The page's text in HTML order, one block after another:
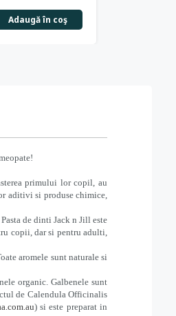
Adaugă în coş
primului lor copil, au
aditivi si produse chimice,
de dinti Jack n Jill este
copii, dar si pentru adulti,
aromele sunt naturale si
organic. Galbenele sunt
de Calendula Officinalis
) si este preparat in